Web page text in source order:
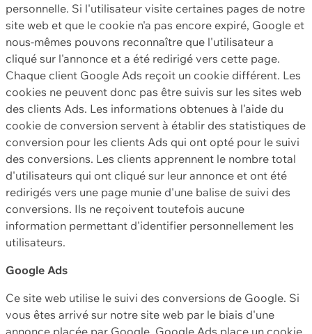
personnelle. Si l'utilisateur visite certaines pages de notre
site web et que le cookie n'a pas encore expiré, Google et
nous-mêmes pouvons reconnaître que l'utilisateur a
cliqué sur l'annonce et a été redirigé vers cette page.
Chaque client Google Ads reçoit un cookie différent. Les
cookies ne peuvent donc pas être suivis sur les sites web
des clients Ads. Les informations obtenues à l'aide du
cookie de conversion servent à établir des statistiques de
conversion pour les clients Ads qui ont opté pour le suivi
des conversions. Les clients apprennent le nombre total
d'utilisateurs qui ont cliqué sur leur annonce et ont été
redirigés vers une page munie d'une balise de suivi des
conversions. Ils ne reçoivent toutefois aucune
information permettant d'identifier personnellement les
utilisateurs.
Google Ads
Ce site web utilise le suivi des conversions de Google. Si
vous êtes arrivé sur notre site web par le biais d'une